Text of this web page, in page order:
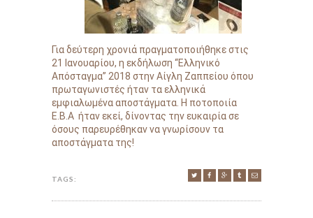
Για δεύτερη χρονιά πραγματοποιήθηκε στις
21 Ιανουαρίου, η εκδήλωση “Ελληνικό
Απόσταγμα” 2018 στην Αίγλη Ζαππείου όπου
πρωταγωνιστές ήταν τα ελληνικά
εμφιαλωμένα αποστάγματα. Η ποτοποιία
Ε.Β.Α ήταν εκεί, δίνοντας την ευκαιρία σε
όσους παρευρέθηκαν να γνωρίσουν τα
αποστάγματα της!
TAGS: